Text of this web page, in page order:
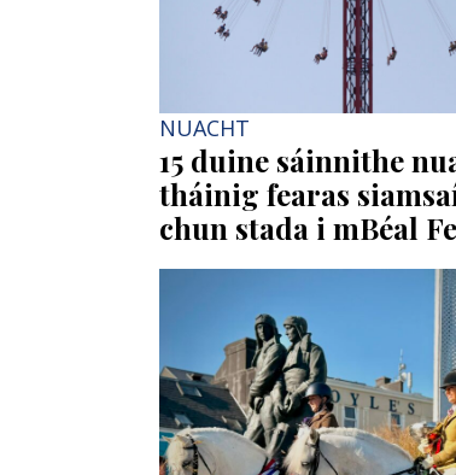
NUACHT
15 duine sáinnithe
tháinig fearas
chun stada i mBéal